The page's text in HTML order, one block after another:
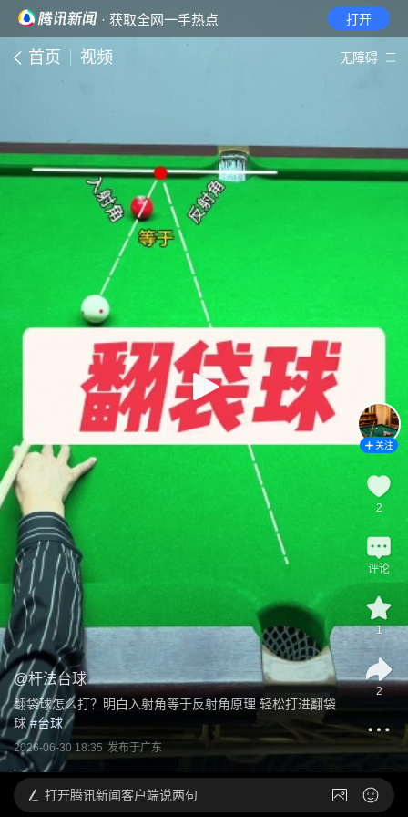
· 获取全网一手热点 打开
首页 视频 无障碍
@杆法台球
翻袋球怎么打？明白入射角等于反射角原理 轻松打进翻袋
球 #台球
2026-06-30 18:35 发布于广东
关注
2
评论
1
2
打开腾讯新闻客户端说两句